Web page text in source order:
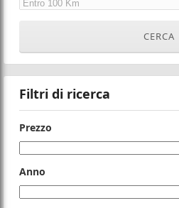
Filtri di ricerca
Prezzo
Anno